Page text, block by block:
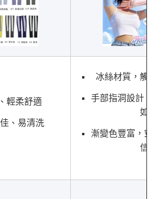
輕柔舒適
、易清洗
冰絲材質，觸感
手部指洞設計，
如
漸變色豐富，穿
信